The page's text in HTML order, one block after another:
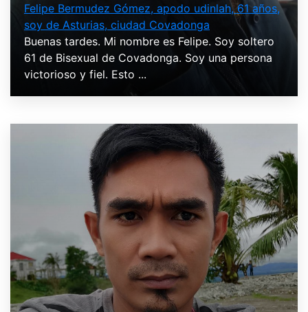
Felipe Bermudez Gómez, apodo udinlah, 61 años,
soy de Asturias, ciudad Covadonga
Buenas tardes. Mi nombre es Felipe. Soy soltero
61 de Bisexual de Covadonga. Soy una persona
victorioso y fiel. Esto ...